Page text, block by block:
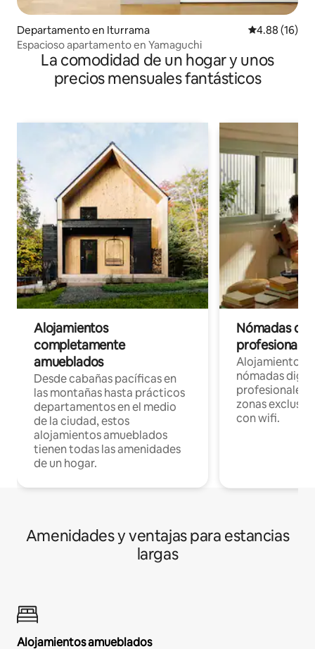
Departamento en Iturrama Calificación
4.88 (16)
Espacioso apartamento en Yamaguchi
La comodidad de un hogar y unos
precios mensuales fantásticos
Alojamientos
completamente
amueblados
Desde cabañas pacíficas en
las montañas hasta prácticos
departamentos en el medio
de la ciudad, estos
alojamientos amueblados
tienen todas las amenidades
de un hogar.
Nómadas
Alojamientos
nómadas
profesionales
zonas
con wifi.
Amenidades y ventajas para estancias
largas
Alojamientos amueblados